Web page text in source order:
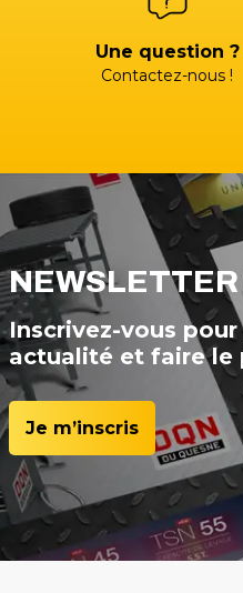
Une question ?
Contactez-nous !
NEWSLETTER
Inscrivez-vous
actualité et faire le
Je m’inscris